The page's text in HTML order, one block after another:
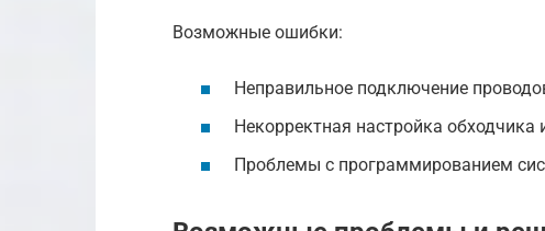
Возможные ошибки:
Неправильное подключение
Некорректная настройка
Проблемы с программированием